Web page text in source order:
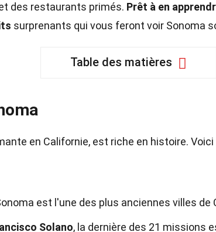
des restaurants primés. Prêt à en
surprenants qui vous feront voir Sonoma
Table des matières
en Californie, est riche en histoire.
est l'une des plus anciennes villes de
Solano, la dernière des 21 missions